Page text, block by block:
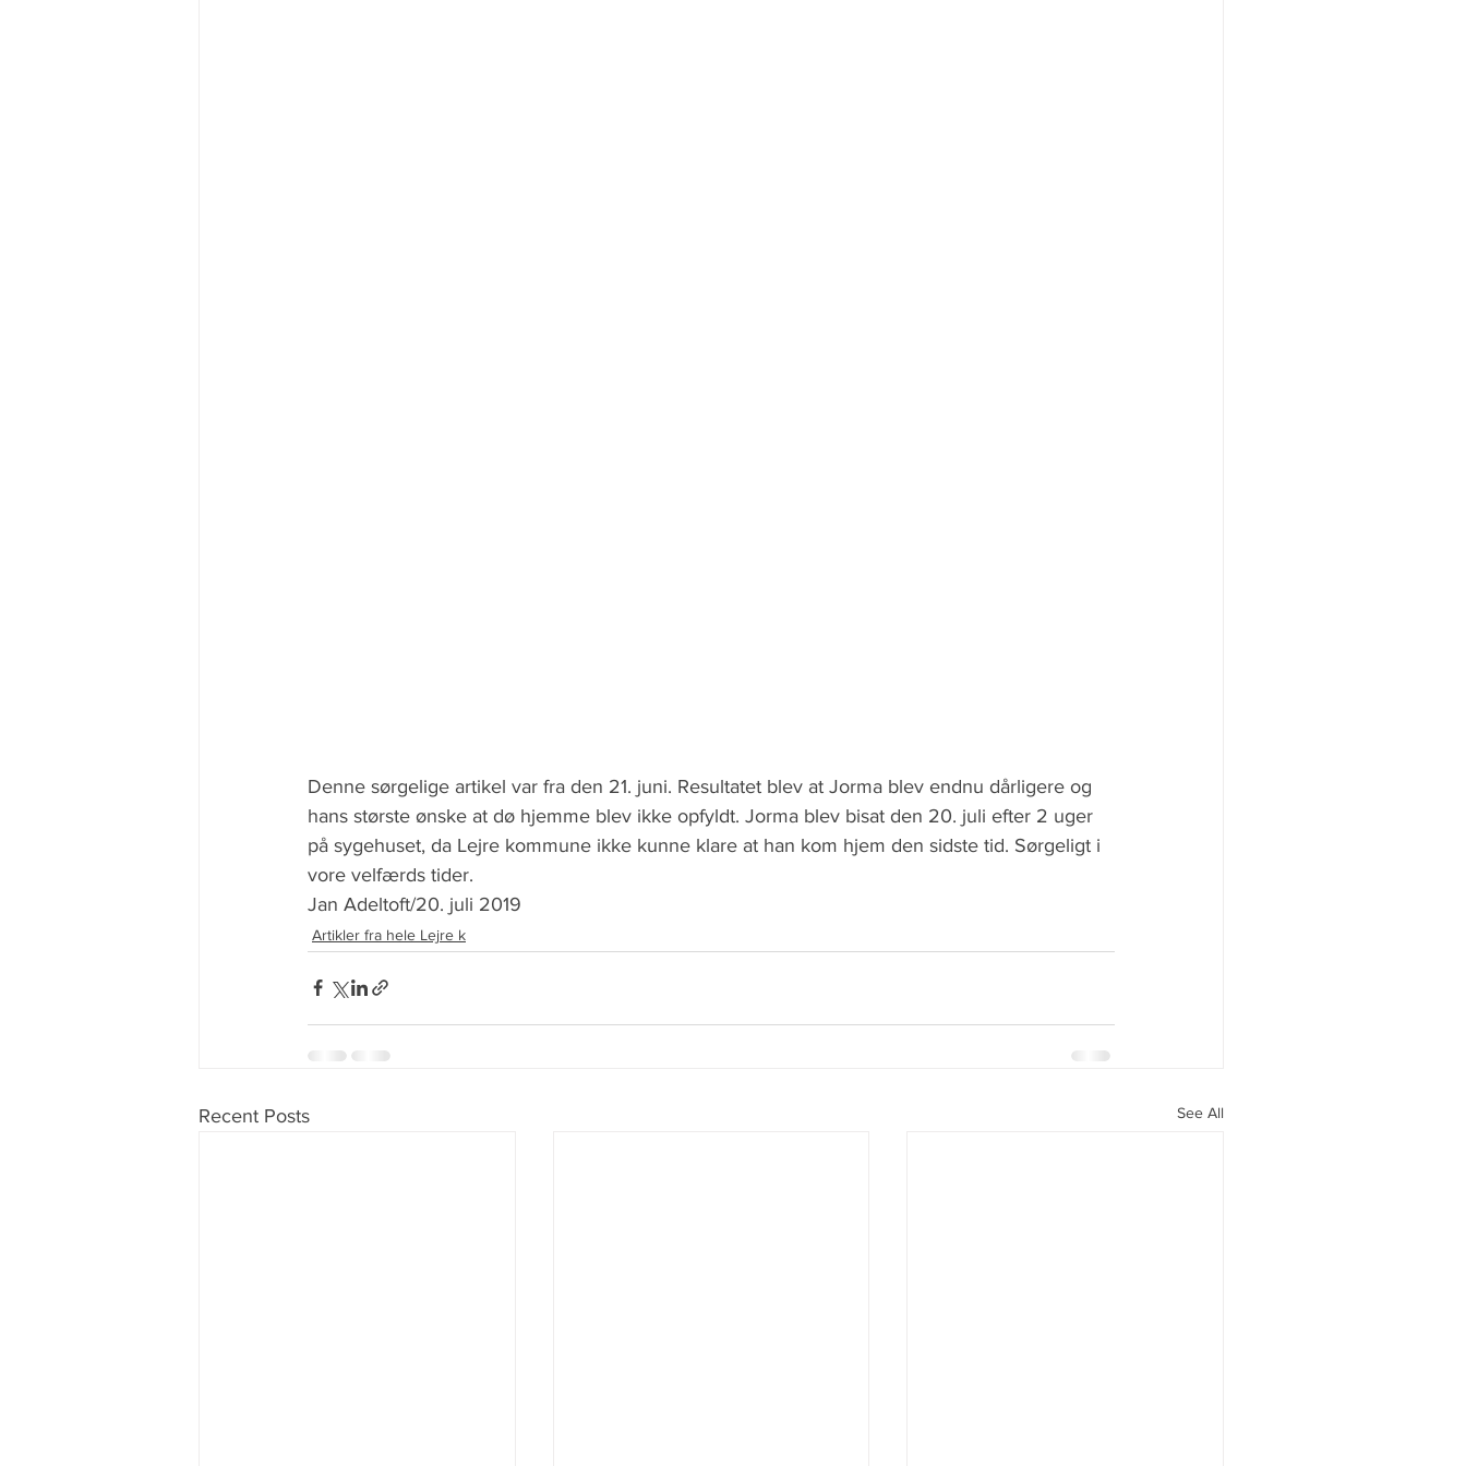
Denne sørgelige artikel var fra den 21. juni. Resultatet blev at Jorma blev endnu dårligere og
hans største ønske at dø hjemme blev ikke opfyldt. Jorma blev bisat den 20. juli efter 2 uger
på sygehuset, da Lejre kommune ikke kunne klare at han kom hjem den sidste tid. Sørgeligt i
vore velfærds tider.
Jan Adeltoft/20. juli 2019
Artikler fra hele Lejre k
Recent Posts See All